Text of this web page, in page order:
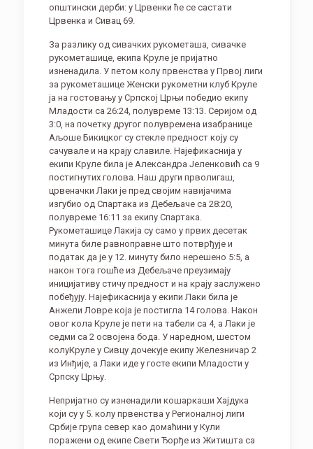
општински дерби: у Црвенки ће се састати
Црвенка и Сивац 69.
За разлику од сивачких рукометаша, сивачке
рукометашице, екипа Круле је пријатно
изненадила. У петом колу првенства у Првој лиги
за рукометашице Женски рукометни клуб Круле
ја на гостовању у Српској Црњи победио екипу
Младости са 26:24, полувреме 13:13. Серијом од
3:0, на почетку другог полувремена изабранице
Аљоше Бикицког су стекле предност коју су
сачувале и на крају славиле. Најефикаснија у
екипи Круле била је Александра Јеленковић са 9
постигнутих голова. Наш други прволигаш,
црвеначки Лаки је пред својим навијачима
изгубио од Спартака из Дебељаче са 28:20,
полувреме 16:11 за екипу Спартака.
Рукометашице Лакија су само у првих десетак
минута биле равноправне што потврђује и
податак да је у 12. минуту било нерешено 5:5, а
након тога гошће из Дебељаче преузимају
иницијативу стичу предност и на крају заслужено
побеђују. Најефикаснија у екипи Лаки била је
Анжели Ловре која је постигла 14 голова. Након
овог кола Круле је пети на табели са 4, а Лаки је
седми са 2 освојена бода. У наредном, шестом
колуКруле у Сивцу дочекује екипу Железничар 2
из Инђије, а Лаки иде у госте екипи Младости у
Српску Црњу.
Непријатно су изненадили кошаркаши Хајдука
који су у 5. колу првенства у Регионалној лиги
Србије група север као домаћини у Кули
поражени од екипе Свети Ђорђе из Житишта са